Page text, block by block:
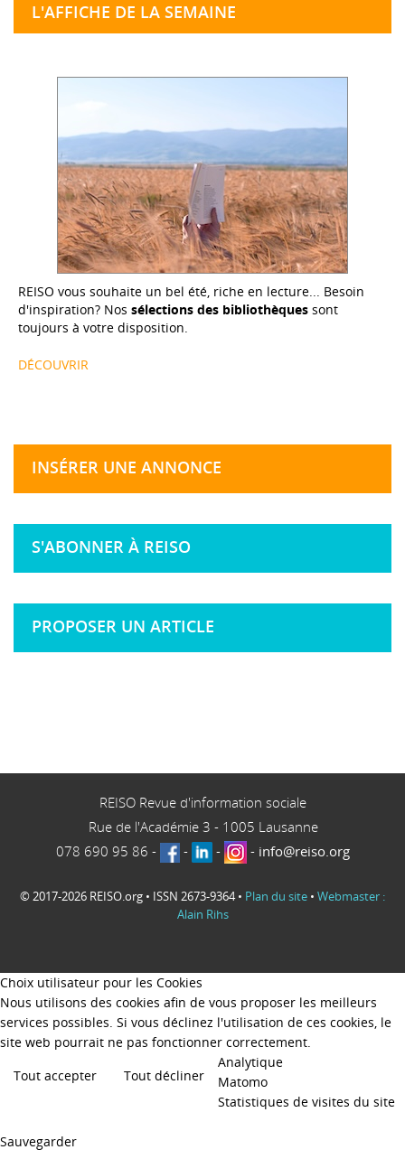
L'AFFICHE DE LA SEMAINE
REISO vous souhaite un bel été, riche en lecture... Besoin
d'inspiration? Nos sélections des bibliothèques sont
toujours à votre disposition.
DÉCOUVRIR
INSÉRER UNE ANNONCE
S'ABONNER À REISO
PROPOSER UN ARTICLE
REISO Revue d'information sociale
Rue de l'Académie 3 - 1005 Lausanne
078 690 95 86 - - - - info@reiso.org
© 2017-2026 REISO.org • ISSN 2673-9364 • Plan du site • Webmaster :
Alain Rihs
Choix utilisateur pour les Cookies
Nous utilisons des cookies afin de vous proposer les meilleurs
services possibles. Si vous déclinez l'utilisation de ces cookies, le
site web pourrait ne pas fonctionner correctement.
Tout accepter
Tout décliner
Analytique
Matomo
Statistiques de visites du site
Sauvegarder